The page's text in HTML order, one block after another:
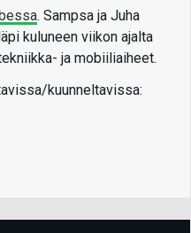
. Sampsa ja Juha
kuluneen viikon ajalta
ja mobiiliaiheet.
kuunneltavissa: